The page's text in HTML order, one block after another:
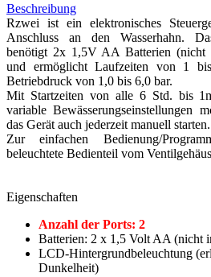
Beschreibung
Rzwei ist ein elektronisches
Anschluss an den Wasserhahn.
benötigt 2x 1,5V AA Batterien (nicht
und ermöglicht Laufzeiten von 1
Betriebdruck von 1,0 bis 6,0 bar.
Mit Startzeiten von alle 6 Std. bis
variable Bewässerungseinstellungen
das Gerät auch jederzeit manuell starten.
Zur einfachen Bedienung/
beleuchtete Bedienteil vom
Eigenschaften
Anzahl der Ports: 2
Batterien: 2 x 1,5 Volt AA (nicht
LCD-Hintergrundbeleuchtung
Dunkelheit)